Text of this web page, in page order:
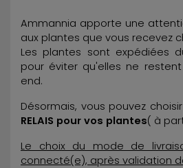
Ammannia apporte une
aux plantes que vous recevez
Les plantes sont expédiées
pour éviter qu'elles ne
end.
Désormais, vous pouvez
RELAIS pour vos plantes( à
Le choix du mode de
connecté(e), après validation